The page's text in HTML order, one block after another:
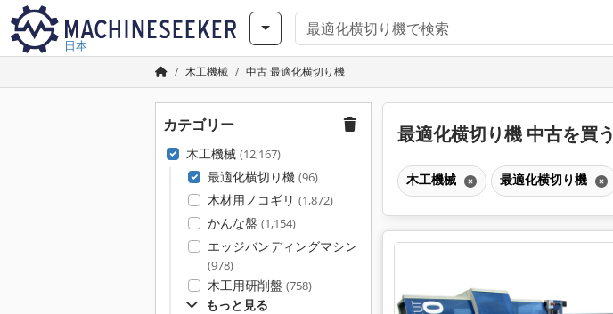
日本
木工機械 中古 最適化横切り機
カテゴリー
木工機械 (12,167)
最適化横切り機 (96)
木材用ノコギリ (1,872)
かんな盤 (1,154)
エッジバンディングマシン
(978)
木工用研削盤 (758)
もっと見る
最適化横切り機 中古を買う
木工機械 最適化横切り機